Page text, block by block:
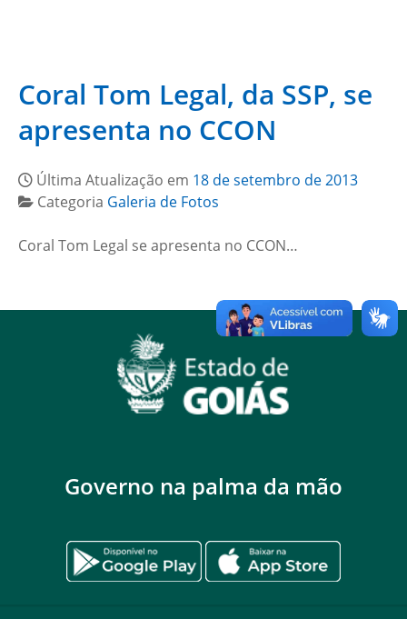
Coral Tom Legal, da SSP, se
apresenta no CCON
Última Atualização em 18 de setembro de 2013
Categoria Galeria de Fotos
Coral Tom Legal se apresenta no CCON…
Governo na palma da mão